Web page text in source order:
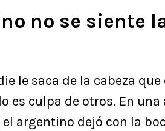
no se siente
le saca de la cabeza
es culpa de otros. En
el argentino dejó con la